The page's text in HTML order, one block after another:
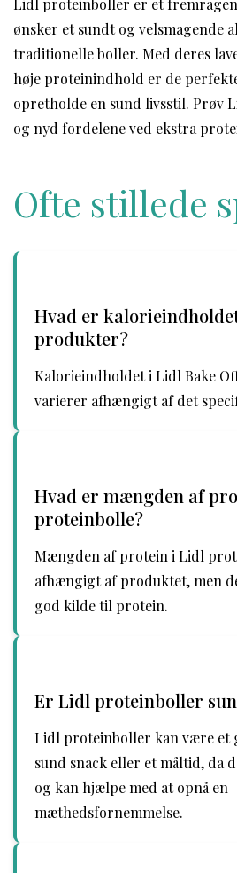
Lidl proteinboller er et
ønsker et sundt og velsmagende
traditionelle boller. Med deres
høje proteinindhold er de
opretholde en sund livsstil. Prøv
og nyd fordelene ved ekstra
Ofte stillede
Hvad er
produkter?
Kalorieindholdet i Lidl Bake
varierer afhængigt af det
Hvad er mængden af
proteinbolle?
Mængden af protein i Lidl
afhængigt af produktet, men
god kilde til protein.
Er Lidl proteinboller
Lidl proteinboller kan være et
sund snack eller et måltid, da
og kan hjælpe med at opnå en
mæthedsfornemmelse.